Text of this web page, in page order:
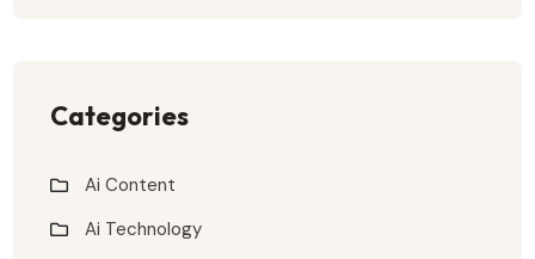
Categories
Ai Content
Ai Technology